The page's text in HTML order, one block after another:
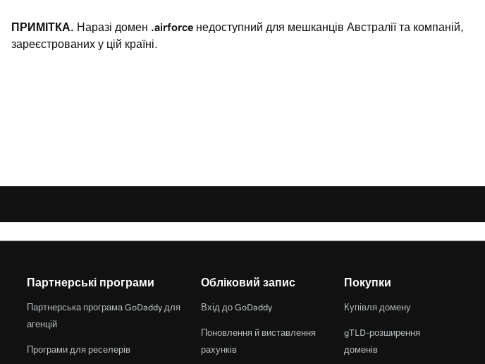
ПРИМІТКА. Наразі домен .airforce недоступний для мешканців Австралії та компаній,
зареєстрованих у цій країні.
Партнерські програми
Партнерська програма GoDaddy для
агенцій
Програми для реселерів
Обліковий запис
Вхід до GoDaddy
Поновлення й виставлення
рахунків
Покупки
Купівля домену
gTLD-розширення
доменів